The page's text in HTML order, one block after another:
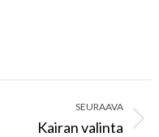
SEURAAVA
Kairan valinta